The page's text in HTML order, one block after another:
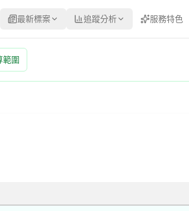
最新標案 追蹤分析 服務特色
範圍
11 | 選擇性招標(建立合格廠商名單
合格廠商名單後續邀標) | 決標方式：